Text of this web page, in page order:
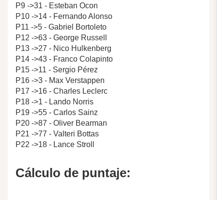
P9 ->31 - Esteban Ocon
P10 ->14 - Fernando Alonso
P11 ->5 - Gabriel Bortoleto
P12 ->63 - George Russell
P13 ->27 - Nico Hulkenberg
P14 ->43 - Franco Colapinto
P15 ->11 - Sergio Pérez
P16 ->3 - Max Verstappen
P17 ->16 - Charles Leclerc
P18 ->1 - Lando Norris
P19 ->55 - Carlos Sainz
P20 ->87 - Oliver Bearman
P21 ->77 - Valteri Bottas
P22 ->18 - Lance Stroll
Cálculo de puntaje: